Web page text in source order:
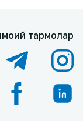
тармоқлар